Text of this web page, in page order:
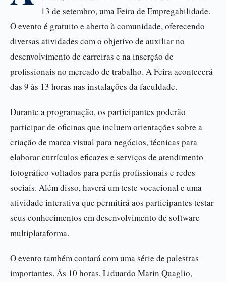
13 de setembro, uma Feira de Empregabilidade.
O evento é gratuito e aberto à comunidade, oferecendo
diversas atividades com o objetivo de auxiliar no
desenvolvimento de carreiras e na inserção de
profissionais no mercado de trabalho. A Feira acontecerá
das 9 às 13 horas nas instalações da faculdade.
Durante a programação, os participantes poderão
participar de oficinas que incluem orientações sobre a
criação de marca visual para negócios, técnicas para
elaborar currículos eficazes e serviços de atendimento
fotográfico voltados para perfis profissionais e redes
sociais. Além disso, haverá um teste vocacional e uma
atividade interativa que permitirá aos participantes testar
seus conhecimentos em desenvolvimento de software
multiplataforma.
O evento também contará com uma série de palestras
importantes. Às 10 horas, Liduardo Marin Quaglio,